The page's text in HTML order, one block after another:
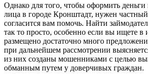
Однако для того, чтобы оформить деньги
лица в городе Кронштадт, нужен
согласится вам помочь. Найти
так то просто, особенно если вы ищете в
размещено достаточно много
при дальнейшем рассмотрении
из них созданы мошенниками с целью
обманным путем у доверчивых граждан.